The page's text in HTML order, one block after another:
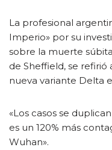
La profesional
Imperio» por su
sobre la muerte
de Sheffield, se refirió
nueva variante Delta
«Los casos se
es un 120% más
Wuhan».